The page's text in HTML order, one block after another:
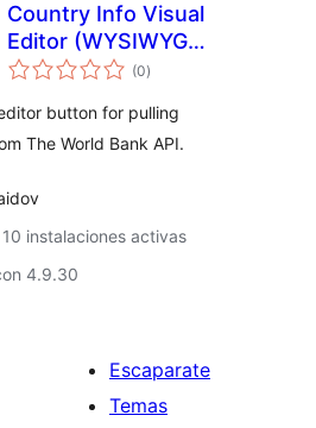
Country Info Visual
Editor (WYSIWYG)
Button
(0total
de
)
button for pulling
The World Bank API.
instalaciones activas
4.9.30
Escaparate
Temas